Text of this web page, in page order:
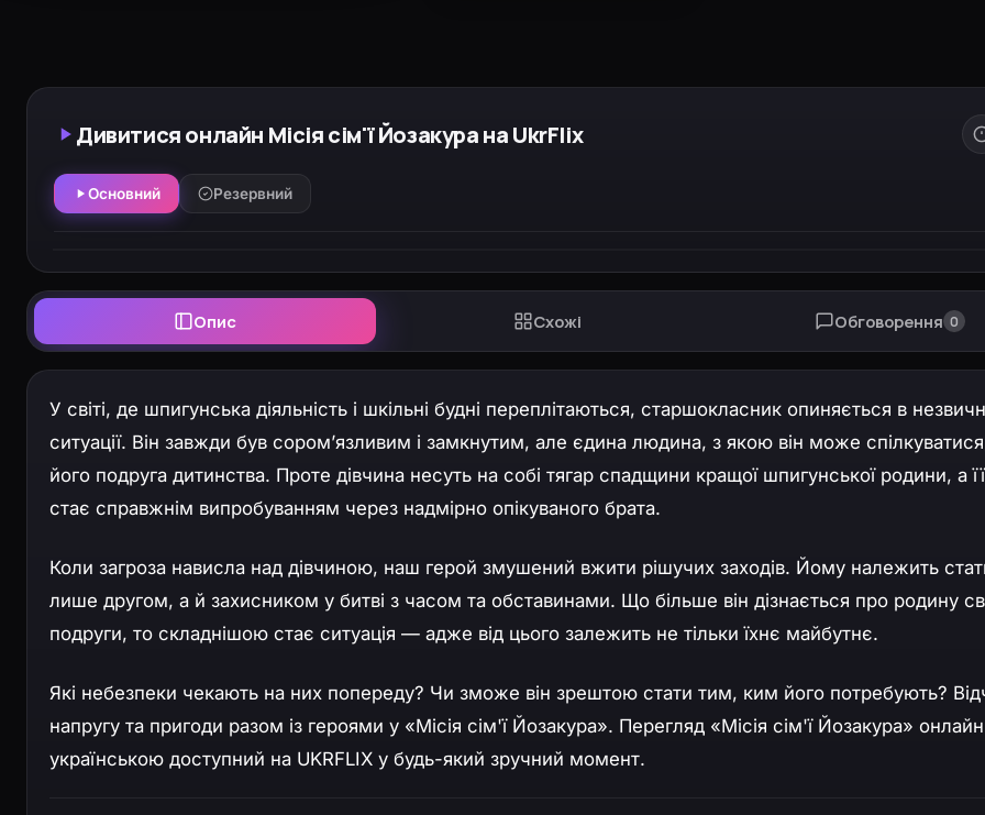
Дивитися онлайн Місія сім'ї Йозакура на UkrFlix
Основний Резервний
Опис Схожі Обговорення 0
У світі, де шпигунська діяльність і шкільні будні переплітаються, старшокласник опиняється в
ситуації. Він завжди був сором’язливим і замкнутим, але єдина людина, з якою він може
його подруга дитинства. Проте дівчина несуть на собі тягар спадщини кращої шпигунської родини, а
стає справжнім випробуванням через надмірно опікуваного брата.
Коли загроза нависла над дівчиною, наш герой змушений вжити рішучих заходів. Йому належить
лише другом, а й захисником у битві з часом та обставинами. Що більше він дізнається про родину
подруги, то складнішою стає ситуація — адже від цього залежить не тільки їхнє майбутнє.
Які небезпеки чекають на них попереду? Чи зможе він зрештою стати тим, ким його потребують?
напругу та пригоди разом із героями у «Місія сім'ї Йозакура». Перегляд «Місія сім'ї Йозакура» онлайн
українською доступний на UKRFLIX у будь-який зручний момент.